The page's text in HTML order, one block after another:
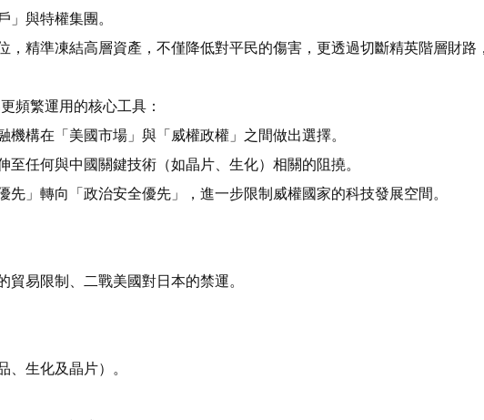
」與特權集團。
精準凍結高層資產，不僅降低對平民的傷害，更透過切斷精英階層財路
頻繁運用的核心工具：
構在「美國市場」與「威權政權」之間做出選擇。
任何與中國關鍵技術（如晶片、生化）相關的阻撓。
」轉向「政治安全優先」，進一步限制威權國家的科技發展空間。
易限制、二戰美國對日本的禁運。
、生化及晶片）。